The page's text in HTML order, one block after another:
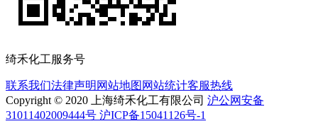
绮禾化工服务号
联系我们法律声明 网站地图 网站统计客服热线
Copyright © 2020 上海绮禾化工有限公司 沪公网安备
31011402009444号 沪ICP备15041126号-1